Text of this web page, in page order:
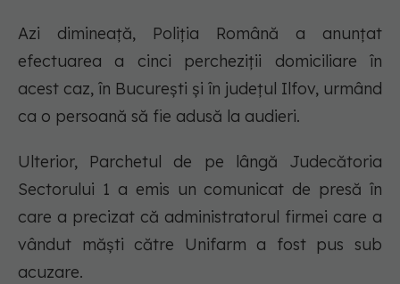
Azi dimineaţă, Poliţia Română a anunţat
efectuarea a cinci percheziţii domiciliare în
acest caz, în Bucureşti şi în judeţul Ilfov, urmând
ca o persoană să fie adusă la audieri.
Ulterior, Parchetul de pe lângă Judecătoria
Sectorului 1 a emis un comunicat de presă în
care a precizat că administratorul firmei care a
vândut măşti către Unifarm a fost pus sub
acuzare.